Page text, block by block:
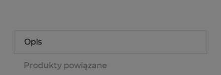
Opis
Produkty powiązane